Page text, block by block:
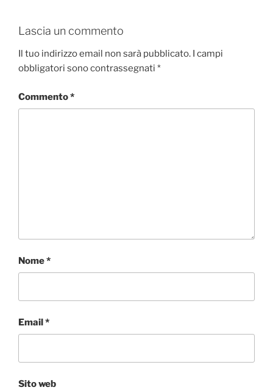
Lascia un commento
Il tuo indirizzo email non sarà pubblicato. I campi
obbligatori sono contrassegnati *
Commento*
Nome*
Email*
Sito web